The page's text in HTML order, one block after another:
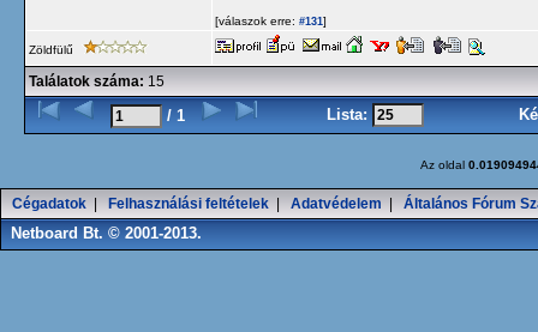
[válaszok erre: #131]
Zöldfülű
Találatok száma: 15
/ 1 Lista:
Az oldal
Cégadatok Felhasználási feltételek Adatvédelem Általános Fórum
Netboard Bt. © 2001-2013.